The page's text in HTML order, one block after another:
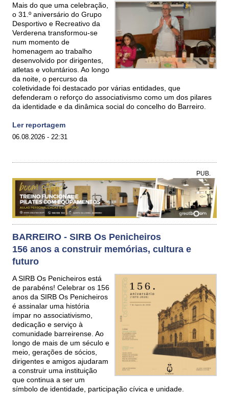
Mais do que uma celebração,
o 31.º aniversário do Grupo
Desportivo e Recreativo da
Verderena transformou-se
num momento de
homenagem ao trabalho
desenvolvido por dirigentes,
atletas e voluntários. Ao longo
da noite, o percurso da
coletividade foi destacado por várias entidades, que
defenderam o reforço do associativismo como um dos pilares
da identidade e da dinâmica social do concelho do Barreiro.
Ler reportagem
06.08.2026 - 22:31
PUB.
BARREIRO - SIRB Os Penicheiros
156 anos a construir memórias, cultura e
futuro
A SIRB Os Penicheiros está
de parabéns! Celebrar os 156
anos da SIRB Os Penicheiros
é assinalar uma história
ímpar no associativismo,
dedicação e serviço à
comunidade barreirense. Ao
longo de mais de um século e
meio, gerações de sócios,
dirigentes e amigos ajudaram
a construir uma instituição
que continua a ser um
símbolo de identidade, participação cívica e unidade.